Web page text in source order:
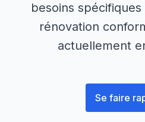
besoins
rénovation
actuellement
Se faire